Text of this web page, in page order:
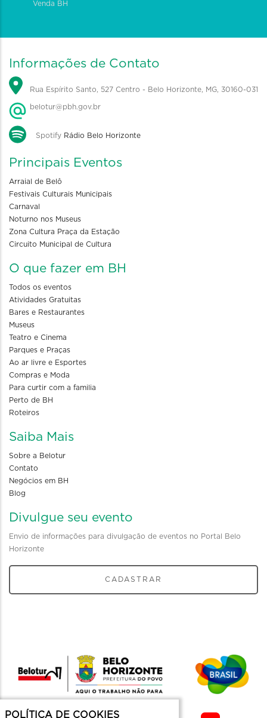
Venda BH
Informações de Contato
Rua Espírito Santo, 527 Centro - Belo Horizonte, MG, 30160-031
belotur@pbh.gov.br
Spotify Rádio Belo Horizonte
Principais Eventos
Arraial de Belô
Festivais Culturais Municipais
Carnaval
Noturno nos Museus
Zona Cultura Praça da Estação
Circuito Municipal de Cultura
O que fazer em BH
Todos os eventos
Atividades Gratuitas
Bares e Restaurantes
Museus
Teatro e Cinema
Parques e Praças
Ao ar livre e Esportes
Compras e Moda
Para curtir com a familia
Perto de BH
Roteiros
Saiba Mais
Sobre a Belotur
Contato
Negócios em BH
Blog
Divulgue seu evento
Envio de informações para divulgação de eventos no Portal Belo
Horizonte
CADASTRAR
POLÍTICA DE COOKIES